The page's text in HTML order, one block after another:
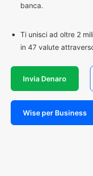
banca.
Ti unisci ad oltre 2
in 47 valute
Invia Denaro
Wise per Business